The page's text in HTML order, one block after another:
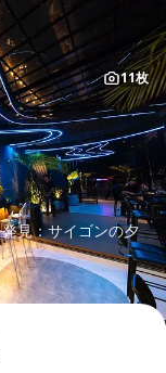
11枚
見：サイゴンの夕